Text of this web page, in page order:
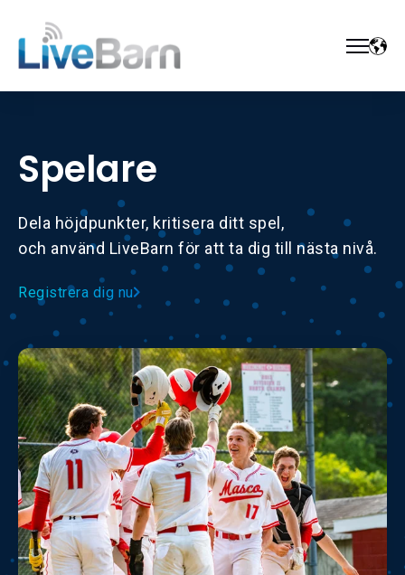
Spelare
Dela höjdpunkter, kritisera ditt spel,
och använd LiveBarn för att ta dig till nästa nivå.
Registrera dig nu